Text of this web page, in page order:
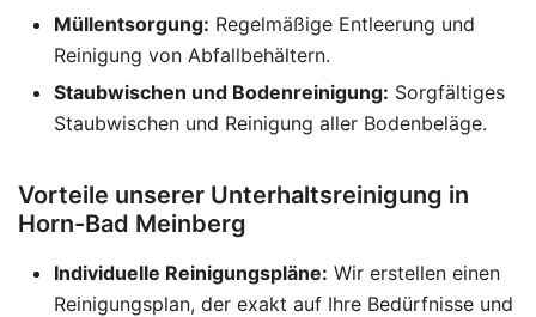
Müllentsorgung: Regelmäßige Entleerung und
Reinigung von Abfallbehältern.
Staubwischen und Bodenreinigung: Sorgfältiges
Staubwischen und Reinigung aller Bodenbeläge.
Vorteile unserer Unterhaltsreinigung in
Horn-Bad Meinberg
Individuelle Reinigungspläne: Wir erstellen einen
Reinigungsplan, der exakt auf Ihre Bedürfnisse und